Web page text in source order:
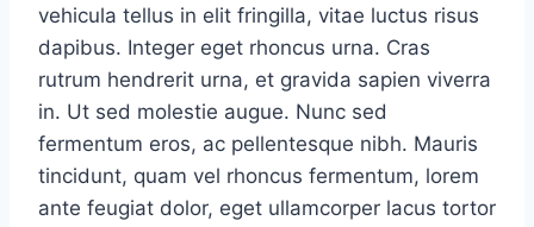
vehicula tellus in elit fringilla, vitae luctus risus
dapibus. Integer eget rhoncus urna. Cras
rutrum hendrerit urna, et gravida sapien viverra
in. Ut sed molestie augue. Nunc sed
fermentum eros, ac pellentesque nibh. Mauris
tincidunt, quam vel rhoncus fermentum, lorem
ante feugiat dolor, eget ullamcorper lacus tortor